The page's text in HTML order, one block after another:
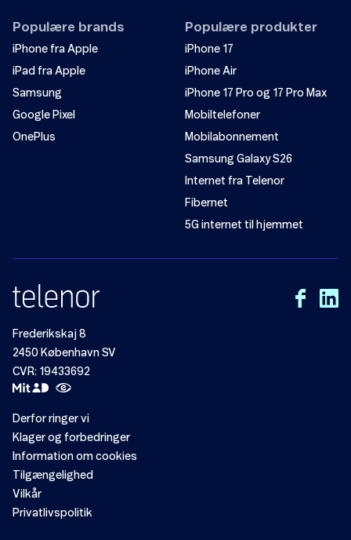
Populære brands
iPhone fra Apple
iPad fra Apple
Samsung
Google Pixel
OnePlus
Populære produkter
iPhone 17
iPhone Air
iPhone 17 Pro og 17 Pro Max
Mobiltelefoner
Mobilabonnement
Samsung Galaxy S26
Internet fra Telenor
Fibernet
5G internet til hjemmet
Frederikskaj 8
2450 København SV
CVR: 19433692
Derfor ringer vi
Klager og forbedringer
Information om cookies
Tilgængelighed
Vilkår
Privatlivspolitik